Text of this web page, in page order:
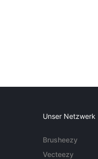
Unser Netzwerk
Brusheezy
Vecteezy